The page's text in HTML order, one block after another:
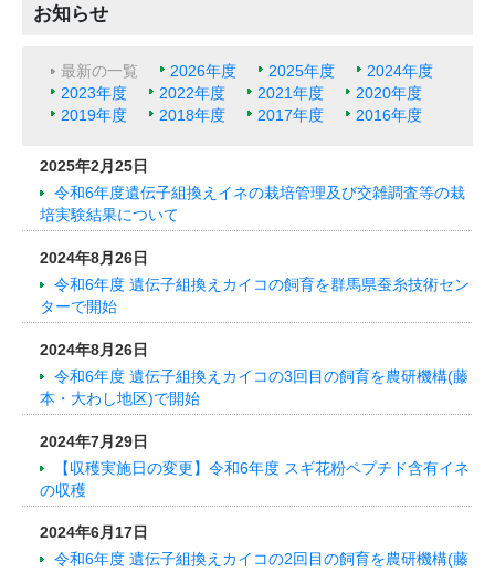
お知らせ
最新の一覧 2026年度 2025年度
2024年度
2023年度
2022年度 2021年度
2020年度
2019年度
2018年度 2017年度 2016年度
2025年2月25日
令和6年度遺伝子組換えイネの栽培管理及び交雑調査等の栽
培実験結果について
2024年8月26日
令和6年度 遺伝子組換えカイコの飼育を群馬県蚕糸技術セン
ターで開始
2024年8月26日
令和6年度 遺伝子組換えカイコの3回目の飼育を農研機構(藤
本・大わし地区)で開始
2024年7月29日
【収穫実施日の変更】令和6年度 スギ花粉ペプチド含有イネ
の収穫
2024年6月17日
令和6年度 遺伝子組換えカイコの2回目の飼育を農研機構(藤